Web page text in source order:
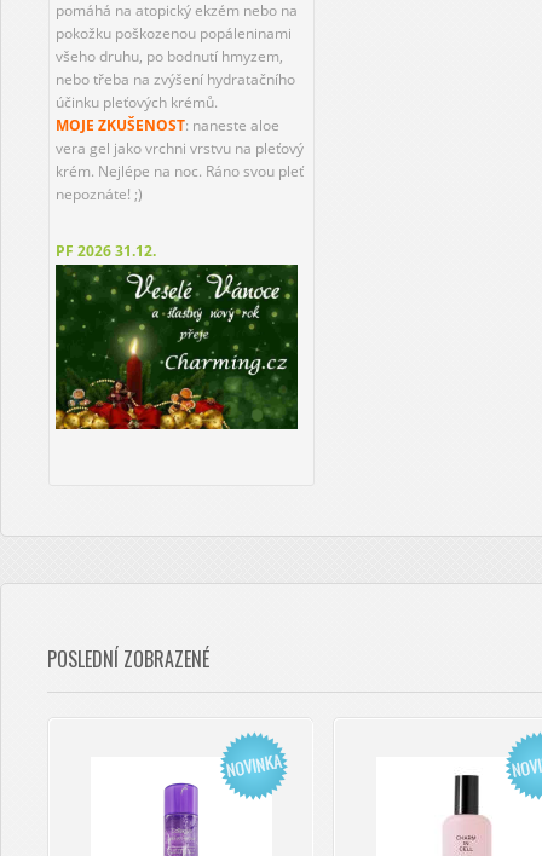
pomáhá na atopický ekzém nebo na
pokožku poškozenou popáleninami
všeho druhu, po bodnutí hmyzem,
nebo třeba na zvýšení hydratačního
účinku pleťových krémů.
MOJE ZKUŠENOST: naneste aloe
vera gel jako vrchni vrstvu na pleťový
krém. Nejlépe na noc. Ráno svou pleť
nepoznáte! ;)
PF 202631.12.
POSLEDNÍ ZOBRAZENÉ